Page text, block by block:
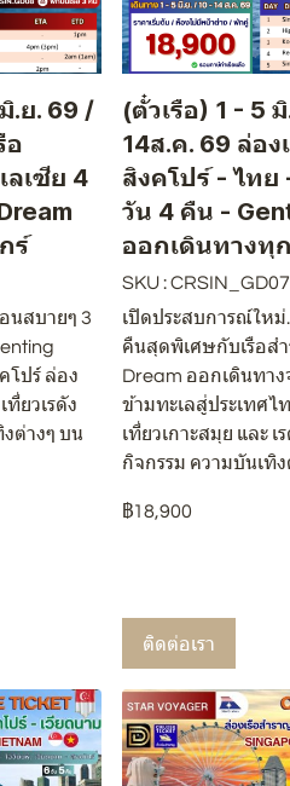
.ย. 69 /
อ
ลเซีย 4
ร์
นสบายๆ 3
โปร์ ล่อง
ที่ยวเรดัง
ต่างๆ บน
(ตั๋วเรือ) 1 - 5
14ส.ค. 69 ล่อง
สิงคโปร์ - ไทย
วัน 4 คืน -
ออกเดินทางทุ
SKU : CRSIN_GD07
เปิดประสบการณ์ให
คืนสุดพิเศษกับเรือส
Dream ออกเดินทาง
ข้ามทะเลสู่ประเทศไ
เที่ยวเกาะสมุย และ เ
กิจกรรม ความบันเทิ
฿18,900
ติดต่อเรา